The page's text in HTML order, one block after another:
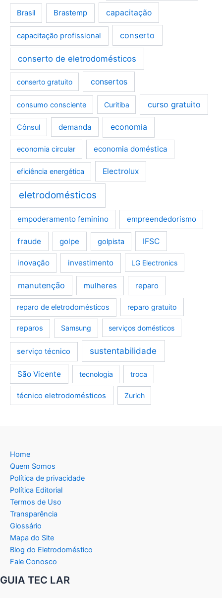
Brasil Brastemp capacitação
capacitação profissional conserto
conserto de eletrodomésticos
conserto gratuito consertos
consumo consciente Curitiba curso gratuito
Cônsul demanda economia
economia circular economia doméstica
eficiência energética Electrolux
eletrodomésticos
empoderamento feminino empreendedorismo
fraude golpe golpista IFSC
inovação investimento LG Electronics
manutenção mulheres reparo
reparo de eletrodomésticos reparo gratuito
reparos Samsung serviços domésticos
serviço técnico sustentabilidade
São Vicente tecnologia troca
técnico eletrodomésticos Zurich
Home
Quem Somos
Política de privacidade
Política Editorial
Termos de Uso
Transparência
Glossário
Mapa do Site
Blog do Eletrodoméstico
Fale Conosco
GUIA TEC LAR